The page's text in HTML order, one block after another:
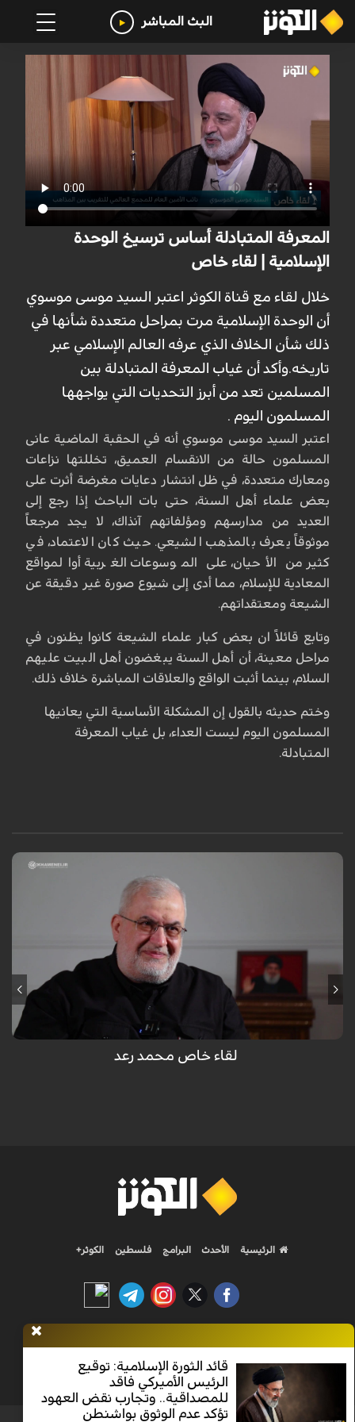
البث المباشر
المعرفة المتبادلة أساس ترسيخ الوحدة
الإسلامية | لقاء خاص
خلال لقاء مع قناة الكوثر اعتبر السيد موسى موسوي
أن الوحدة الإسلامية مرت بمراحل متعددة شأنها في
ذلك شأن الخلاف الذي عرفه العالم الإسلامي عبر
تاريخه.وأكد أن غياب المعرفة المتبادلة بين
المسلمين تعد من أبرز التحديات التي يواجهها
المسلمون اليوم .
اعتبر السيد موسى موسوي أنه في الحقبة الماضية عانى
المسلمون حالة من الانقسام العميق، تخللتها نزاعات
ومعارك متعددة، في ظل انتشار دعايات مغرضة أثرت على
بعض علماء أهل السنة، حتى بات الباحث إذا رجع إلى
العديد من مدارسهم ومؤلفاتهم آنذاك، لا يجد مرجعاً
موثوقاً يعرف بالمذهب الشيعي. حيث كان الاعتماد، في
كثير من الأحيان، على الموسوعات الغربية أوالمواقع
المعادية للإسلام، مما أدى إلى شيوع صورة غير دقيقة عن
الشيعة ومعتقداتهم.
وتابع قائلاً ان بعض كبار علماء الشيعة كانوا يظنون في
مراحل معينة، أن أهل السنة يبغضون أهل البيت عليهم
السلام، بينما أثبت الواقع والعلاقات المباشرة خلاف ذلك.
وختم حديثه بالقول إن المشكلة الأساسية التي يعانيها
المسلمون اليوم ليست العداء، بل غياب المعرفة
المتبادلة.
لقاء خاص محمد رعد
قائد الثورة الإسلامية: توقيع
الرئيس الأميركي فاقد
للمصداقية.. وتجارب نقض العهود
تؤكد عدم الوثوق بواشنطن
الرئيسية الأحدث البرامج فلسطين الكوثر+
جميع الحقوق محفوظة